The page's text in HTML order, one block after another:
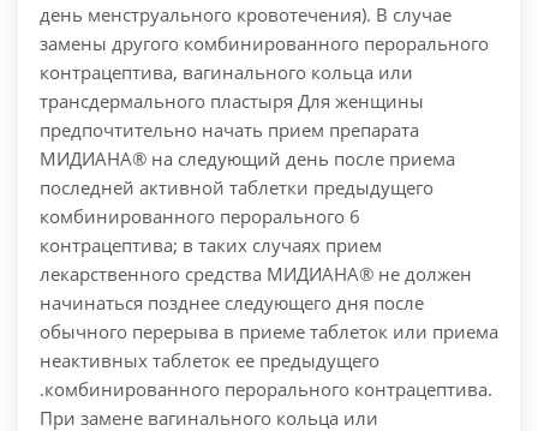
день менструального кровотечения). В случае
замены другого комбинированного перорального
контрацептива, вагинального кольца или
трансдермального пластыря Для женщины
предпочтительно начать прием препарата
МИДИАНА® на следующий день после приема
последней активной таблетки предыдущего
комбинированного перорального 6
контрацептива; в таких случаях прием
лекарственного средства МИДИАНА® не должен
начинаться позднее следующего дня после
обычного перерыва в приеме таблеток или приема
неактивных таблеток ее предыдущего
.комбинированного перорального контрацептива.
При замене вагинального кольца или